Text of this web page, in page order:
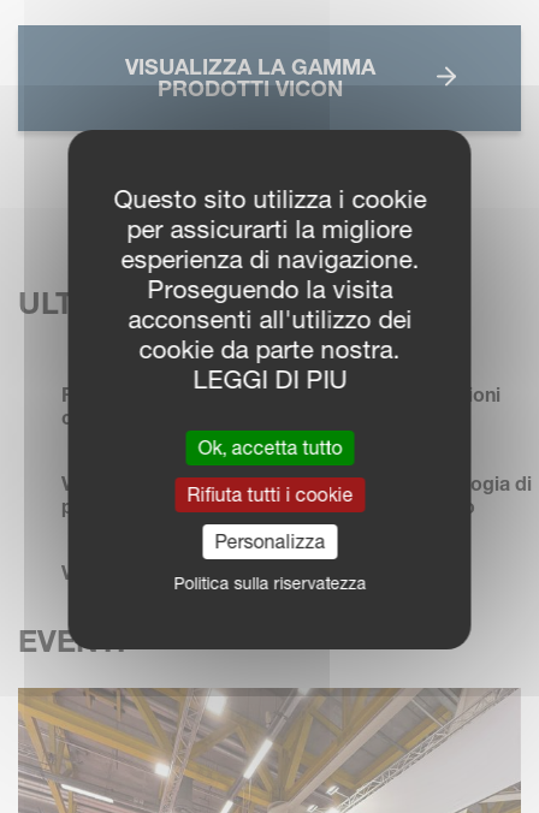
VISUALIZZA LA GAMMA
PRODOTTI VICON
ULTIME NOTIZIE
RO-M W PRO – per lo spandimento in condizioni
collinari
Vicon FastBale Premium - L'innovativa tecnologia di
pressatura non-stop raggiunge un altro livello
Vicon Smart Search
EVENTI
Questo sito utilizza i cookie
per assicurarti la migliore
esperienza di navigazione.
Proseguendo la visita
acconsenti all'utilizzo dei
cookie da parte nostra.
LEGGI DI PIU
Ok, accetta tutto
Rifiuta tutti i cookie
Personalizza
Politica sulla riservatezza